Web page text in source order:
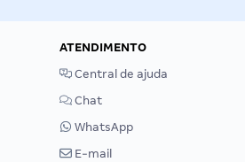
ATENDIMENTO
Central de ajuda
Chat
WhatsApp
E-mail